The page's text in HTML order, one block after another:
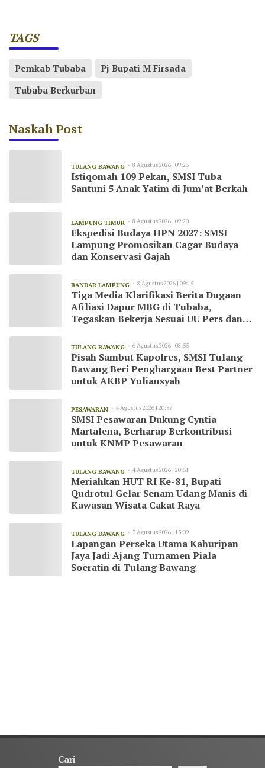
TAGS
Pemkab Tubaba
Pj Bupati M Firsada
Tubaba Berkurban
Naskah Post
TULANG BAWANG 8 Agustus 2026 | 09:23
Istiqomah 109 Pekan, SMSI Tuba
Santuni 5 Anak Yatim di Jum’at Berkah
LAMPUNG TIMUR 8 Agustus 2026 | 09:20
Ekspedisi Budaya HPN 2027: SMSI
Lampung Promosikan Cagar Budaya
dan Konservasi Gajah
BANDAR LAMPUNG 8 Agustus 2026 | 09:15
Tiga Media Klarifikasi Berita Dugaan
Afiliasi Dapur MBG di Tubaba,
Tegaskan Bekerja Sesuai UU Pers dan
TULANG BAWANG 6 Agustus 2026 | 08:55
Pisah Sambut Kapolres, SMSI Tulang
Bawang Beri Penghargaan Best Partner
untuk AKBP Yuliansyah
PESAWARAN 4 Agustus 2026 | 20:57
SMSI Pesawaran Dukung Cyntia
Martalena, Berharap Berkontribusi
untuk KNMP Pesawaran
TULANG BAWANG 4 Agustus 2026 | 20:51
Meriahkan HUT RI Ke-81, Bupati
Qudrotul Gelar Senam Udang Manis di
Kawasan Wisata Cakat Raya
TULANG BAWANG 3 Agustus 2026 | 13:09
Lapangan Perseka Utama Kahuripan
Jaya Jadi Ajang Turnamen Piala
Soeratin di Tulang Bawang
Cari